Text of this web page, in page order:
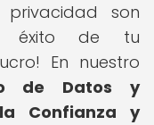
son
éxito de tu
En nuestro
de Datos y
Confianza y